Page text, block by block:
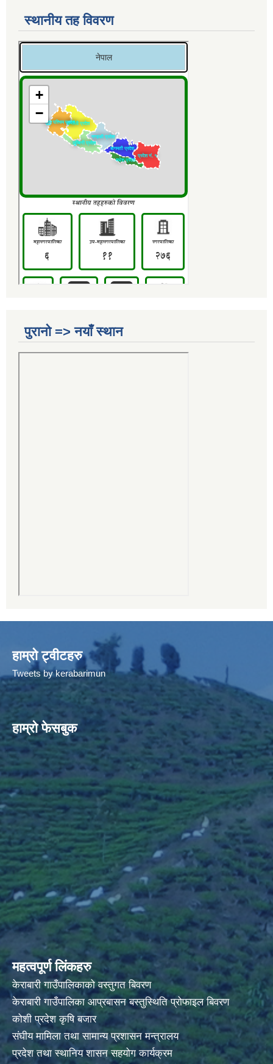
स्थानीय तह विवरण
पुरानो => नयाँ स्थान
हाम्रो ट्वीटहरु
Tweets by kerabarimun
हाम्रो फेसबुक
महत्वपूर्ण लिंकहरु
केराबारी गाउँपालिकाको वस्तुगत बिवरण
केराबारी गाउँपालिका आप्रबासन बस्तुस्थिति प्रोफाइल बिवरण
कोशी प्रदेश कृषि बजार
संघीय मामिला तथा सामान्य प्रशासन मन्त्रालय
प्रदेश तथा स्थानिय शासन सहयोग कार्यक्रम